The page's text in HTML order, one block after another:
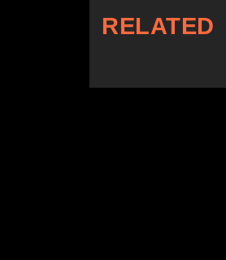
RELATED